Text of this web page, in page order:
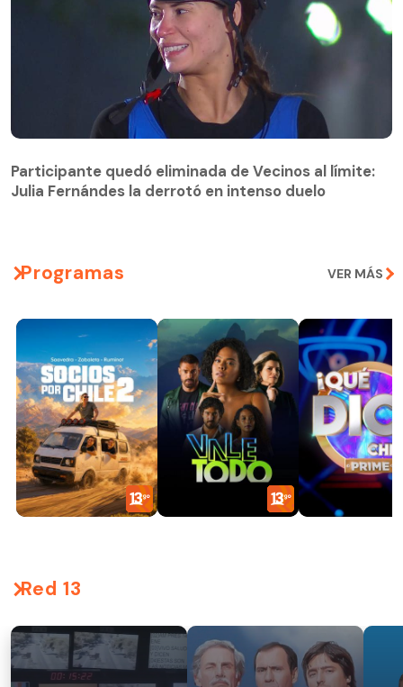
Julia Fernándes la derrotó en intenso duelo
Participante quedó eliminada de Vecinos al límite:
Julia Fernándes la derrotó en intenso duelo
Programas VER MÁS
Red 13